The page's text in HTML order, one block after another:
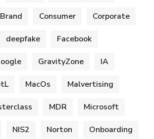
Brand Consumer Corporate
deepfake Facebook
GravityZone IA
MacOs Malvertising
MDR Microsoft
NIS2 Norton Onboarding